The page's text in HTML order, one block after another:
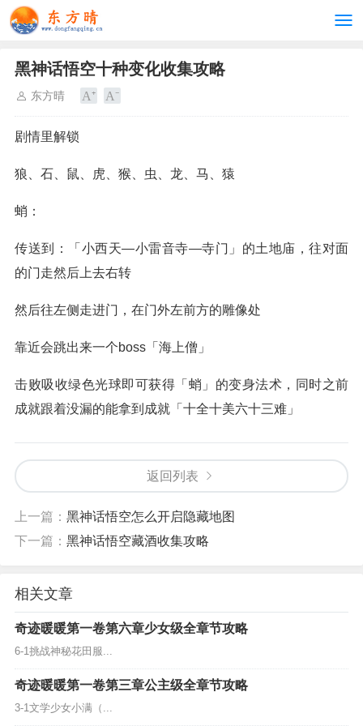
黑神话悟空十种变化收集攻略
东方晴
剧情里解锁
狼、石、鼠、虎、猴、虫、龙、马、猿
蛸：
传送到：「小西天—小雷音寺—寺门」的土地庙，往对面
的门走然后上去右转
然后往左侧走进门，在门外左前方的雕像处
靠近会跳出来一个boss「海上僧」
击败吸收绿色光球即可获得「蛸」的变身法术，同时之前
成就跟着没漏的能拿到成就「十全十美六十三难」
返回列表
上一篇： 黑神话悟空怎么开启隐藏地图
下一篇： 黑神话悟空藏酒收集攻略
相关文章
奇迹暖暖第一卷第六章少女级全章节攻略
6-1挑战神秘花田服...
奇迹暖暖第一卷第三章公主级全章节攻略
3-1文学少女小满（...